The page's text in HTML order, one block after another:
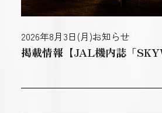
2026年8月3日(月)お知らせ
掲載情報【JAL機内誌「